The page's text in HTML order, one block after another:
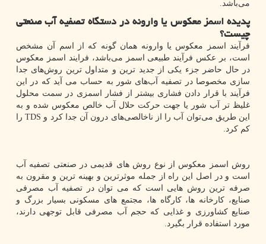
می‌باشد.
پدیده اسمز معکوس یا وارونه در دستگاه تصفیه آب صنعتی
چیست؟
فرآیند اسمز معكوس یا وارونه همان گونه كه از اسم آن مشخص
است، بر عکس فرآیند طبیعی اسمز می‌باشد، فرایند اسمز معکوس
در حال حاضر جزء یكی از جدید ترین و متداول ترین روش‌های جدا
سازی مخصوصا در تصفیه آب‌های شور به حساب می آید که در این
فرآیند با قرار دادن فشاری بیشتر از فشار اسمزی در سمت محلول
غلیظ تر آب شور یا جهت حركت حلال آب خالص معکوس شده و به
این طریق می‌توان آب را از ناخالصی‌های درون آن جدا كرد و TDS را
کم کرد.
روش اسمز معکوس از نوع روش های قدیمی در صنعتی تصفیه آب
است و در اصل این راه از جمله موثرترین و بهینه ترین و مقرون به
صرفه ترین روش هایی است که می توان در تصفیه آب مصرفی
صنایع، کارخانه ها، کارگاه ها، مجتمع های مسکونی بسیار بزرگ و
صنایع کشاورزی و غذایی که حجم آب مصرفی قابل توجهی دارند،
مورد استفاده قرار بگیرد.